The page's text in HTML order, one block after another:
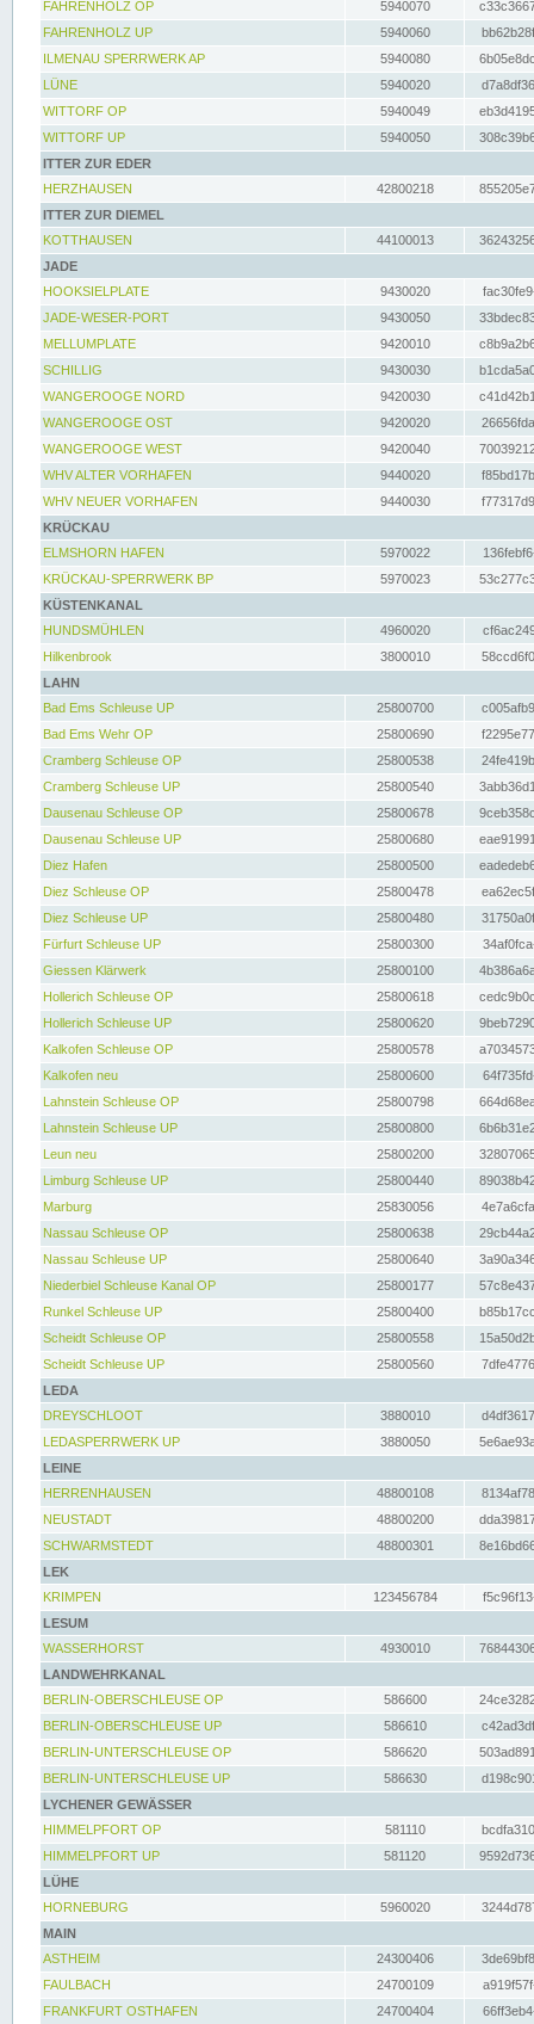
FAHRENHOLZ OP
5940070
FAHRENHOLZ UP
5940060
ILMENAU SPERRWERK AP
5940080
LÜNE
5940020
WITTORF OP
5940049
WITTORF UP
5940050
ITTER ZUR EDER
HERZHAUSEN
42800218
ITTER ZUR DIEMEL
KOTTHAUSEN
44100013
JADE
HOOKSIELPLATE
9430020
JADE-WESER-PORT
9430050
MELLUMPLATE
9420010
SCHILLIG
9430030
WANGEROOGE NORD
9420030
WANGEROOGE OST
9420020
WANGEROOGE WEST
9420040
WHV ALTER VORHAFEN
9440020
WHV NEUER VORHAFEN
9440030
KRÜCKAU
ELMSHORN HAFEN
5970022
KRÜCKAU-SPERRWERK BP
5970023
KÜSTENKANAL
HUNDSMÜHLEN
4960020
Hilkenbrook
3800010
LAHN
Bad Ems Schleuse UP
25800700
Bad Ems Wehr OP
25800690
Cramberg Schleuse OP
25800538
Cramberg Schleuse UP
25800540
Dausenau Schleuse OP
25800678
Dausenau Schleuse UP
25800680
Diez Hafen
25800500
Diez Schleuse OP
25800478
Diez Schleuse UP
25800480
Fürfurt Schleuse UP
25800300
Giessen Klärwerk
25800100
Hollerich Schleuse OP
25800618
Hollerich Schleuse UP
25800620
Kalkofen Schleuse OP
25800578
Kalkofen neu
25800600
Lahnstein Schleuse OP
25800798
Lahnstein Schleuse UP
25800800
Leun neu
25800200
Limburg Schleuse UP
25800440
Marburg
25830056
Nassau Schleuse OP
25800638
Nassau Schleuse UP
25800640
Niederbiel Schleuse Kanal OP
25800177
Runkel Schleuse UP
25800400
Scheidt Schleuse OP
25800558
Scheidt Schleuse UP
25800560
LEDA
DREYSCHLOOT
3880010
LEDASPERRWERK UP
3880050
LEINE
HERRENHAUSEN
48800108
NEUSTADT
48800200
SCHWARMSTEDT
48800301
LEK
KRIMPEN
123456784
LESUM
WASSERHORST
4930010
LANDWEHRKANAL
BERLIN-OBERSCHLEUSE OP
586600
BERLIN-OBERSCHLEUSE UP
586610
BERLIN-UNTERSCHLEUSE OP
586620
BERLIN-UNTERSCHLEUSE UP
586630
LYCHENER GEWÄSSER
HIMMELPFORT OP
581110
HIMMELPFORT UP
581120
LÜHE
HORNEBURG
5960020
MAIN
ASTHEIM
24300406
FAULBACH
24700109
FRANKFURT OSTHAFEN
24700404